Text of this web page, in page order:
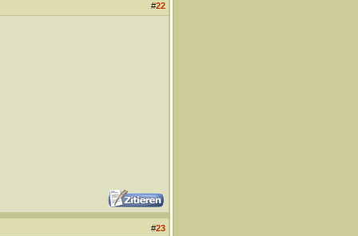
#22
#23